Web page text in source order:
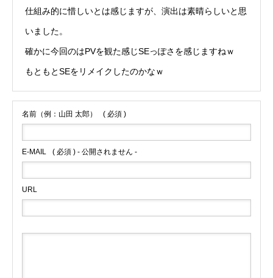
仕組み的に惜しいとは感じますが、演出は素晴らしいと思
いました。
確かに今回のはPVを観た感じSEっぽさを感じますねｗ
もともとSEをリメイクしたのかなｗ
名前（例：山田 太郎） ( 必須 )
E-MAIL ( 必須 ) - 公開されません -
URL